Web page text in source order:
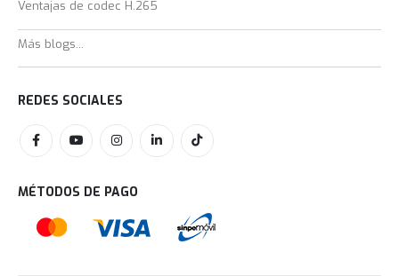
Ventajas de codec H.265
Más blogs...
REDES SOCIALES
MÉTODOS DE PAGO